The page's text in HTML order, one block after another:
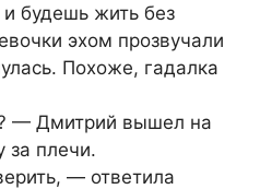
будешь жить без
эхом прозвучали
Похоже, гадалка
— Дмитрий вышел на
за плечи.
— ответила